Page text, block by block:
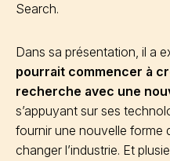
Search.
Dans sa présentation, il a
pourrait commencer à
recherche avec une
s’appuyant sur ses
fournir une nouvelle forme
changer l’industrie. Et